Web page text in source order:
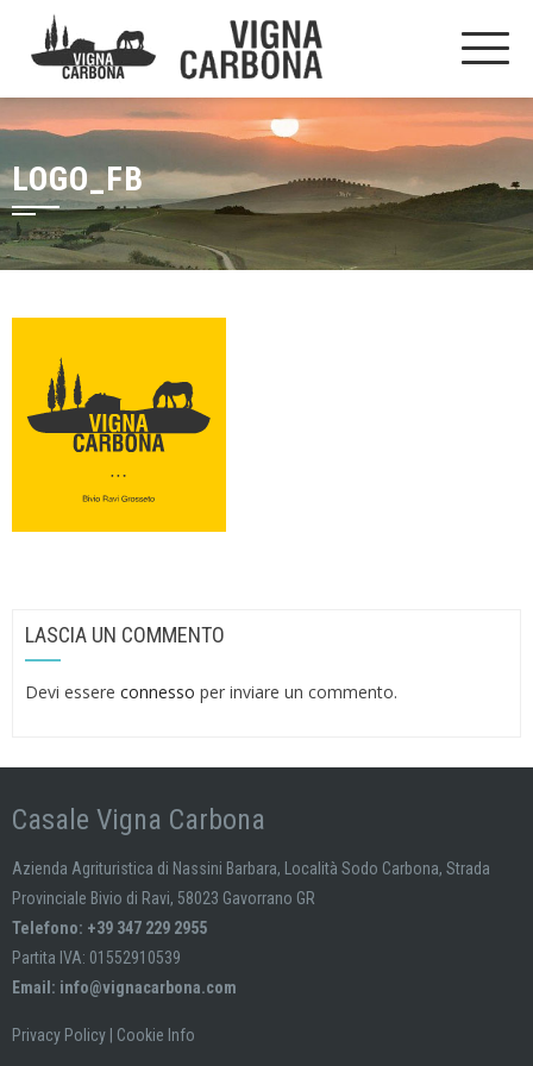
LOGO_FB
LASCIA UN COMMENTO
Devi essere connesso per inviare un commento.
Casale Vigna Carbona
Azienda Agrituristica di Nassini Barbara, Località Sodo Carbona, Strada
Provinciale Bivio di Ravi, 58023 Gavorrano GR
Telefono: +39 347 229 2955
Partita IVA: 01552910539
Email: info@vignacarbona.com
Privacy Policy Cookie Info